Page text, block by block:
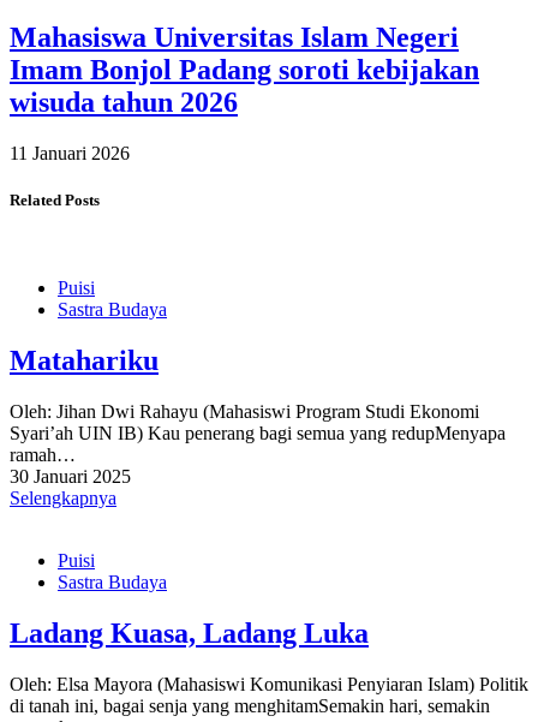
Mahasiswa Universitas Islam Negeri
Imam Bonjol Padang soroti kebijakan
wisuda tahun 2026
11 Januari 2026
Related Posts
Puisi
Sastra Budaya
Matahariku
Oleh: Jihan Dwi Rahayu (Mahasiswi Program Studi Ekonomi
Syari’ah UIN IB) Kau penerang bagi semua yang redupMenyapa
ramah…
30 Januari 2025
Selengkapnya
Puisi
Sastra Budaya
Ladang Kuasa, Ladang Luka
Oleh: Elsa Mayora (Mahasiswi Komunikasi Penyiaran Islam) Politik
di tanah ini, bagai senja yang menghitamSemakin hari, semakin